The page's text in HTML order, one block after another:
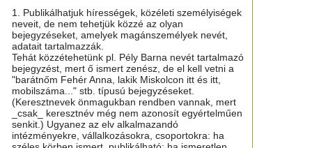
1. Publikálhatjuk hírességek, közéleti személyiségek
neveit, de nem tehetjük közzé az olyan
bejegyzéseket, amelyek magánszemélyek nevét,
adatait tartalmazzák.
Tehát közzétehetünk pl. Pély Barna nevét tartalmazó
bejegyzést, mert ő ismert zenész, de el kell vetni a
"barátnőm Fehér Anna, lakik Miskolcon itt és itt,
mobilszáma..." stb. típusú bejegyzéseket.
(Keresztnevek önmagukban rendben vannak, mert
_csak_ keresztnév még nem azonosít egyértelműen
senkit.) Ugyanez az elv alkalmazandó
intézményekre, vállalkozásokra, csoportokra: ha